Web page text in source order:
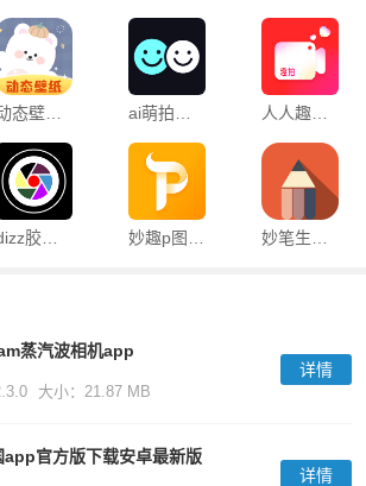
动态壁纸秀手机版 人人趣拍视频app
dizz胶片相机官方版
蒸汽波相机app
大小：21.87 MB
详情
app官方版下载安卓最新版
详情